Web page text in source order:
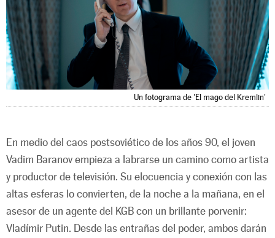
Un fotograma de 'El mago del Kremlin'
En medio del caos postsoviético de los años 90, el joven
Vadim Baranov empieza a labrarse un camino como artista
y productor de televisión. Su elocuencia y conexión con las
altas esferas lo convierten, de la noche a la mañana, en el
asesor de un agente del KGB con un brillante porvenir:
Vladímir Putin. Desde las entrañas del poder, ambos darán